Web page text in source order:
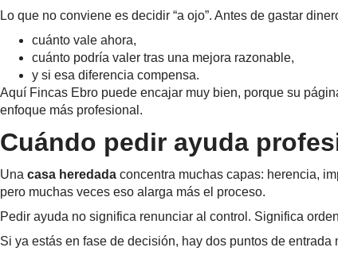
Lo que no conviene es decidir “a ojo”. Antes de gastar
cuánto vale ahora,
cuánto podría valer tras una mejora razonable,
y si esa diferencia compensa.
Aquí Fincas Ebro puede encajar muy bien, porque su
enfoque más profesional.
Cuándo pedir ayuda
Una casa heredada concentra muchas capas: herencia,
pero muchas veces eso alarga más el proceso.
Pedir ayuda no significa renunciar al control. Significa
Si ya estás en fase de decisión, hay dos puntos de